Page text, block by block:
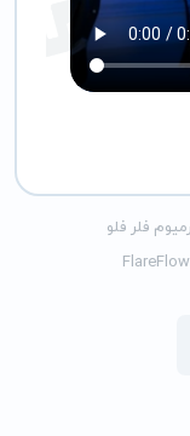
فلر فلو